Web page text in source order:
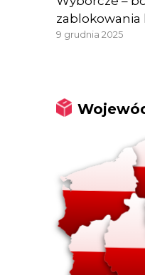
zablokowania
9 grudnia 2025